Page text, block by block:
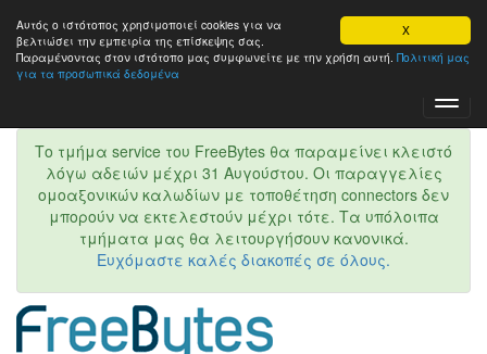
X
Αυτός ο ιστότοπος χρησιμοποιεί cookies για να
βελτιώσει την εμπειρία της επίσκεψης σας.
Παραμένοντας στον ιστότοπo μας συμφωνείτε με την χρήση αυτή. Πολιτική μας
για τα προσωπικά δεδομένα
Το τμήμα service του FreeBytes θα παραμείνει κλειστό
λόγω αδειών μέχρι 31 Αυγούστου. Οι παραγγελίες
ομοαξονικών καλωδίων με τοποθέτηση connectors δεν
μπορούν να εκτελεστούν μέχρι τότε. Τα υπόλοιπα
τμήματα μας θα λειτουργήσουν κανονικά.
Ευχόμαστε καλές διακοπές σε όλους.